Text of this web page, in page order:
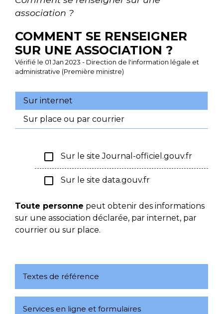
association ?
COMMENT SE RENSEIGNER
SUR UNE ASSOCIATION ?
Vérifié le 01 Jan 2023 - Direction de l'information légale et
administrative (Première ministre)
Sur internet
Sur place ou par courrier
check_box_outline_blank Sur le site Journal-officiel.gouv.fr
check_box_outline_blank Sur le site data.gouv.fr
Toute personne peut obtenir des informations
sur une association déclarée, par internet, par
courrier ou sur place.
Textes de référence
Services en ligne et formulaires